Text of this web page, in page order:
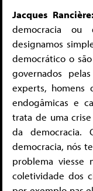
Jacques Rancière:
democracia ou
designamos
democrático o
governados
experts, homens
endogâmicas e
trata de uma
da democracia.
democracia, nós
problema viesse
coletividade dos